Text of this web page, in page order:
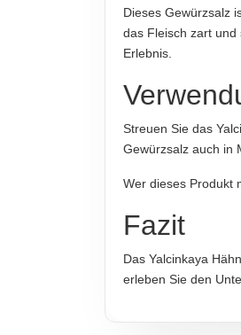
280g
NETTOFÜLLMENGE
Yalcinkaya Gıda
Hinweis zur Haftung: Für
Dieses Gewürzsalz
das Fleisch zart
Erlebnis.
Streuen Sie das
Gewürzsalz auch in
Wer dieses Produkt
Fazit
Das Yalcinkaya
erleben Sie den